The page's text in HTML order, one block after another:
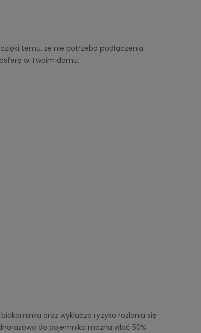
temu, że nie potrzeba podłączenia
w Twoim domu.
oraz wyklucza ryzyko rozlania się
do pojemnika można wlać 50%